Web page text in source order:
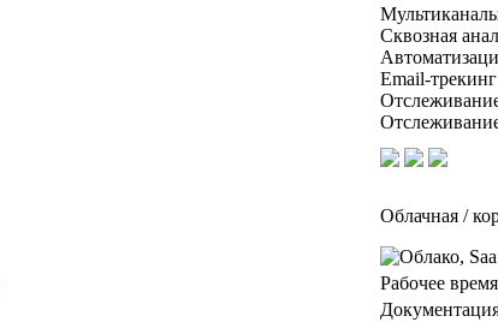
Сквозная
Email-трекинг
Облачная /
Рабочее